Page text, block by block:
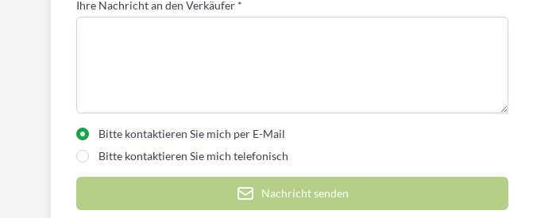
Ihre Nachricht an den Verkäufer *
Bitte kontaktieren Sie mich per E-Mail
Bitte kontaktieren Sie mich telefonisch
Nachricht senden